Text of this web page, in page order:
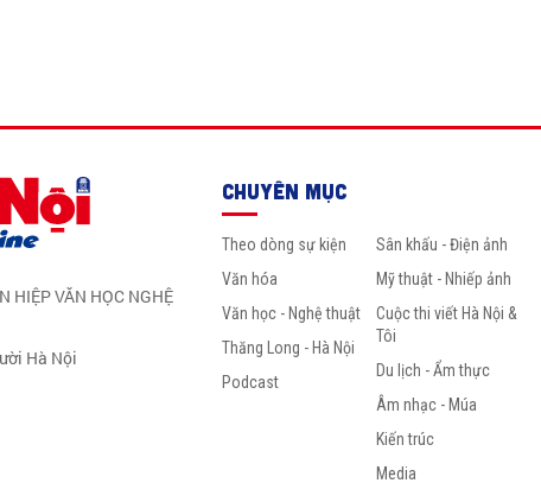
HIỆP VĂN HỌC NGHỆ
Hà Nội
CHUYÊN MỤC
Theo dòng sự kiện
Văn hóa
Văn học - Nghệ thuật
Thăng Long - Hà Nội
Podcast
Sân khấu - Điện ảnh
Mỹ thuật - Nhiếp ảnh
Cuộc thi viết Hà Nội &
Tôi
Du lịch - Ẩm thực
Âm nhạc - Múa
Kiến trúc
Media